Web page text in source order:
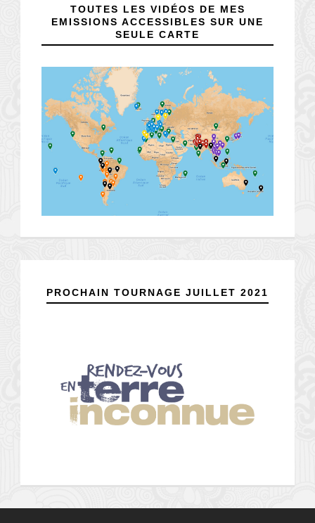
TOUTES LES VIDÉOS DE MES
EMISSIONS ACCESSIBLES SUR UNE
SEULE CARTE
PROCHAIN TOURNAGE JUILLET 2021